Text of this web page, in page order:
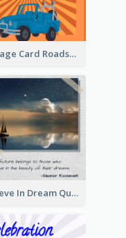
Vintage Card Roadshow Instagram Post
Believe In Dream Quote Instagram Post